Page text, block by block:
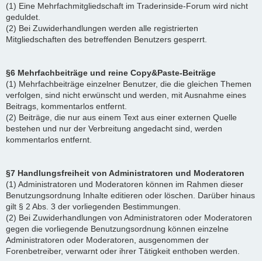
(1) Eine Mehrfachmitgliedschaft im Traderinside-Forum wird nicht
geduldet.
(2) Bei Zuwiderhandlungen werden alle registrierten
Mitgliedschaften des betreffenden Benutzers gesperrt.
§6 Mehrfachbeiträge und reine Copy&Paste-Beiträge
(1) Mehrfachbeiträge einzelner Benutzer, die die gleichen Themen
verfolgen, sind nicht erwünscht und werden, mit Ausnahme eines
Beitrags, kommentarlos entfernt.
(2) Beiträge, die nur aus einem Text aus einer externen Quelle
bestehen und nur der Verbreitung angedacht sind, werden
kommentarlos entfernt.
§7 Handlungsfreiheit von Administratoren und Moderatoren
(1) Administratoren und Moderatoren können im Rahmen dieser
Benutzungsordnung Inhalte editieren oder löschen. Darüber hinaus
gilt § 2 Abs. 3 der vorliegenden Bestimmungen.
(2) Bei Zuwiderhandlungen von Administratoren oder Moderatoren
gegen die vorliegende Benutzungsordnung können einzelne
Administratoren oder Moderatoren, ausgenommen der
Forenbetreiber, verwarnt oder ihrer Tätigkeit enthoben werden.